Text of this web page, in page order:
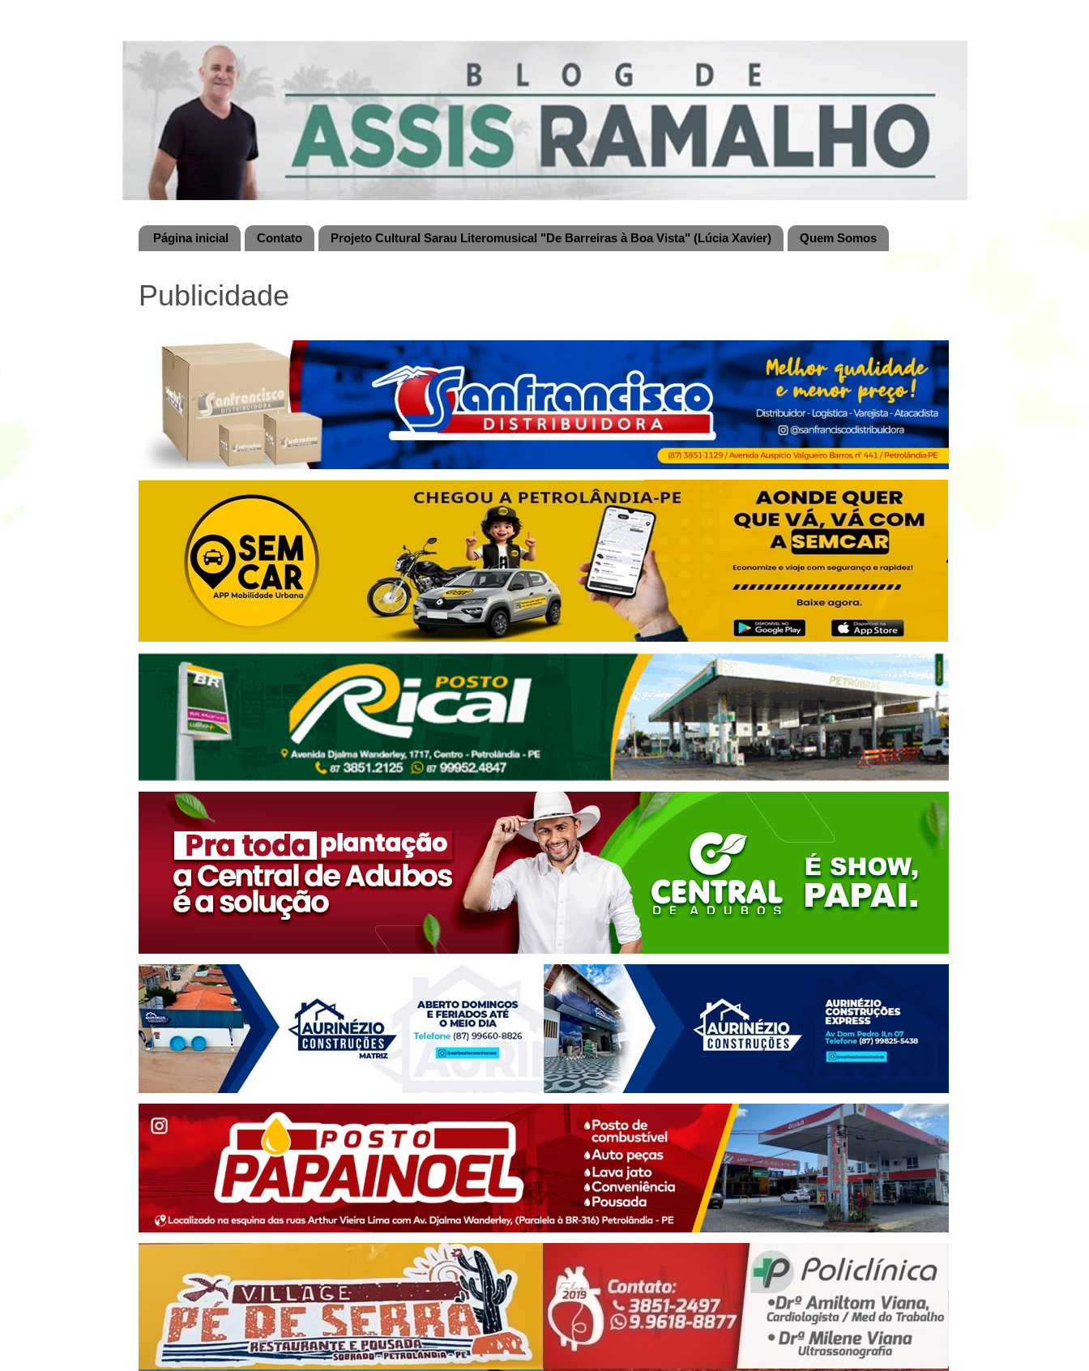
Página inicial Contato Projeto Cultural Sarau Literomusical "De Barreiras à Boa Vista" (Lúcia Xavier) Quem Somos
Publicidade